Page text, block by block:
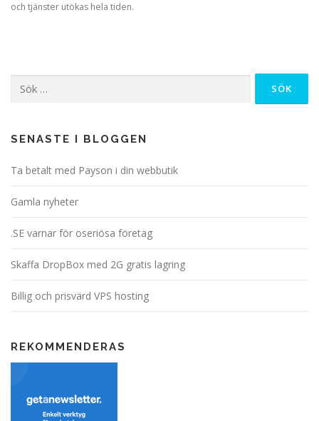
och tjänster utökas hela tiden.
efter:
SENASTE I BLOGGEN
Ta betalt med Payson i din webbutik
Gamla nyheter
.SE varnar för oseriösa företag
Skaffa DropBox med 2G gratis lagring
Billig och prisvärd VPS hosting
REKOMMENDERAS